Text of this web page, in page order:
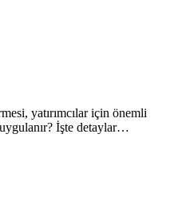
yatırımcılar için önemli
İşte detaylar…